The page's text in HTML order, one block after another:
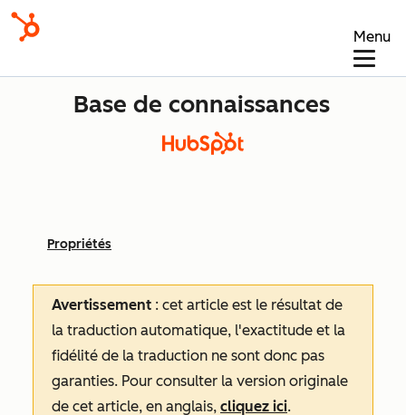
Menu
Base de connaissances
Propriétés
Avertissement : cet article est le résultat de
la traduction automatique, l'exactitude et la
fidélité de la traduction ne sont donc pas
garanties. Pour consulter la version originale
de cet article, en anglais, cliquez ici.